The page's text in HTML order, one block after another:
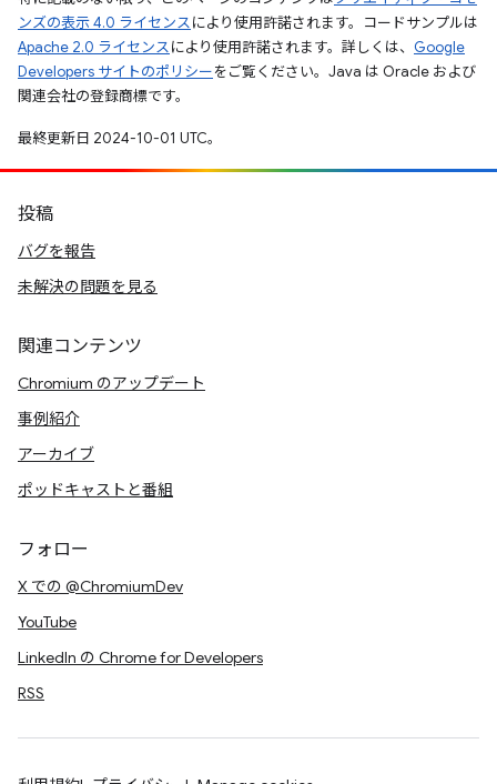
ンズの表示 4.0 ライセンスにより使用許諾されます。コードサンプルは
Apache 2.0 ライセンスにより使用許諾されます。詳しくは、 Google
Developers サイトのポリシーをご覧ください。Java は Oracle および
関連会社の登録商標です。
最終更新日 2024-10-01 UTC。
投稿
バグを報告
未解決の問題を見る
関連コンテンツ
Chromium のアップデート
事例紹介
アーカイブ
ポッドキャストと番組
フォロー
X での @ChromiumDev
YouTube
LinkedIn の Chrome for Developers
RSS